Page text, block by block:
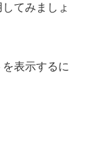
てみましょ
表示するに